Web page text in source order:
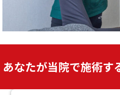
あなたが当院で施術す